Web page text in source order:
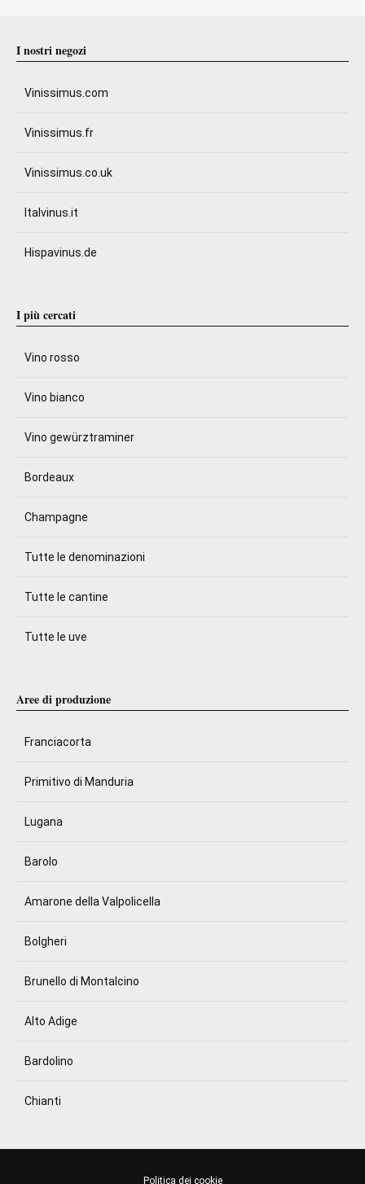
I nostri negozi
Vinissimus.com
Vinissimus.fr
Vinissimus.co.uk
Italvinus.it
Hispavinus.de
I più cercati
Vino rosso
Vino bianco
Vino gewürztraminer
Bordeaux
Champagne
Tutte le denominazioni
Tutte le cantine
Tutte le uve
Aree di produzione
Franciacorta
Primitivo di Manduria
Lugana
Barolo
Amarone della Valpolicella
Bolgheri
Brunello di Montalcino
Alto Adige
Bardolino
Chianti
Politica dei cookie